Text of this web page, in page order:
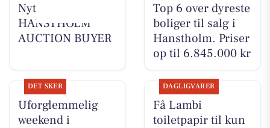
Nyt fra
HANSTHOLM
AUCTION BUYER
Top 6 over dyreste
boliger til salg i
Hanstholm. Priser
op til 6.845.000 kr
DET SKER
Uforglemmelig
weekend i
DAGLIGVARER
Få Lambi
toiletpapir til kun